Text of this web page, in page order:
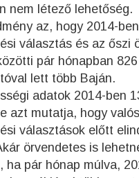
nem létező lehetőség.
az, hogy 2014-
választás és az őszi
pár hónapban
lett több Baján.
adatok 2014-ben
azt mutatja, hogy
választások előtt
örvendetes is
ha pár hónap múlva,